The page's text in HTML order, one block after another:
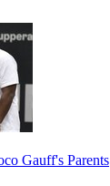
Gauff's Parents